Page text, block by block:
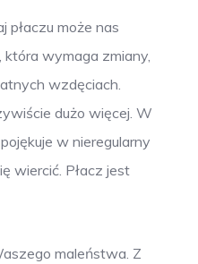
płaczu może nas
która wymaga zmiany,
wzdęciach.
dużo więcej. W
w nieregularny
wiercić. Płacz jest
maleństwa. Z